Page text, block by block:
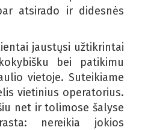
atsirado ir didesnės
jaustųsi užtikrintai
bei patikimu
vietoje. Suteikiame
vietinius operatorius.
net ir tolimose šalyse
nereikia jokios